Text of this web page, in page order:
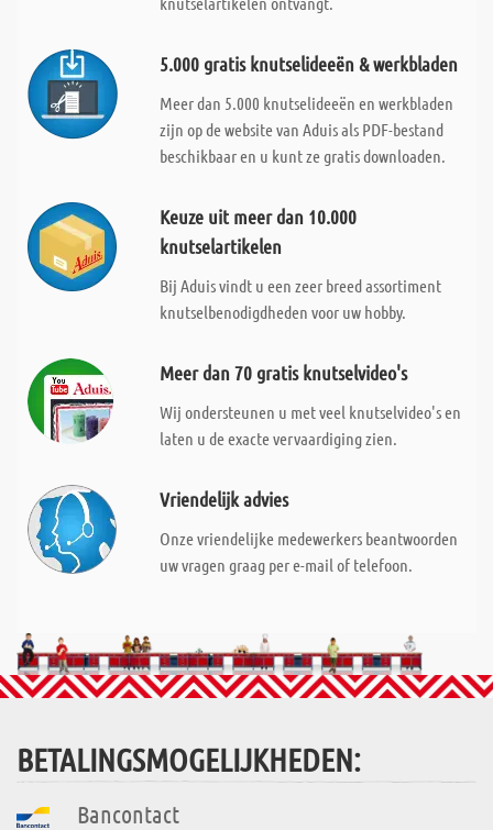
5.000 gratis knutselideeën & werkbladen
Meer dan 5.000 knutselideeën en werkbladen
zijn op de website van Aduis als PDF-bestand
beschikbaar en u kunt ze gratis downloaden.
Keuze uit meer dan 10.000
knutselartikelen
Bij Aduis vindt u een zeer breed assortiment
knutselbenodigdheden voor uw hobby.
Meer dan 70 gratis knutselvideo's
Wij ondersteunen u met veel knutselvideo's en
laten u de exacte vervaardiging zien.
Vriendelijk advies
Onze vriendelijke medewerkers beantwoorden
uw vragen graag per e-mail of telefoon.
BETALINGSMOGELIJKHEDEN:
Bancontact